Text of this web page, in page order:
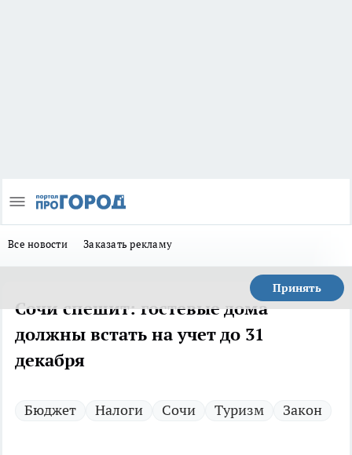
Все новости Заказать рекламу
Принять
Сочи спешит: гостевые дома
должны встать на учет до 31
декабря
Бюджет Налоги Сочи Туризм Закон